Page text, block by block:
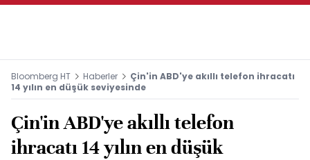
Bloomberg HT Haberler
Çin'in ABD'ye akıllı telefon ihracatı
14 yılın en düşük seviyesinde
Çin'in ABD'ye akıllı telefon
ihracatı 14 yılın en düşük